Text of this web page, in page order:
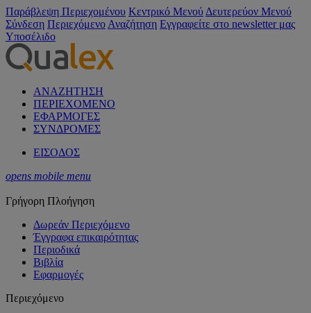
Παράβλεψη Περιεχομένου Κεντρικό Μενού Δευτερεύον Μενού
Σύνδεση Περιεχόμενο Αναζήτηση Εγγραφείτε στο newsletter μας
Υποσέλιδο
ΑΝΑΖΗΤΗΣΗ
ΠΕΡΙΕΧΟΜΕΝΟ
ΕΦΑΡΜΟΓΕΣ
ΣΥΝΔΡΟΜΕΣ
ΕΙΣΟΔΟΣ
opens mobile menu
Γρήγορη Πλοήγηση
Δωρεάν Περιεχόμενο
Έγγραφα επικαιρότητας
Περιοδικά
Βιβλία
Εφαρμογές
Περιεχόμενο